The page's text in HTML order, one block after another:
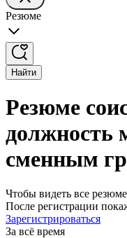
Резюме
Найти
Резюме
должность
сменным
Чтобы видеть все
После регистрации
Зарегистрироваться
За всё время